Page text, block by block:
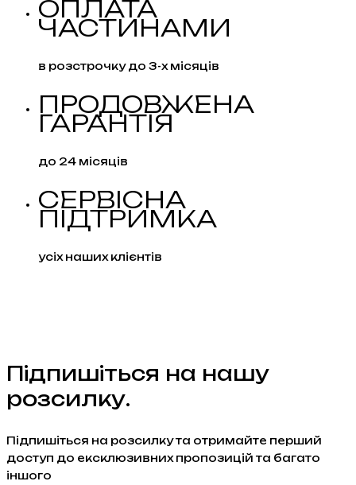
ОПЛАТА
ЧАСТИНАМИ
в розстрочку до 3-х місяців
ПРОДОВЖЕНА
ГАРАНТІЯ
до 24 місяців
СЕРВІСНА
ПІДТРИМКА
усіх наших клієнтів
Підпишіться на нашу
розсилку.
Підпишіться на розсилку та отримайте перший
доступ до ексклюзивних пропозицій та багато
іншого